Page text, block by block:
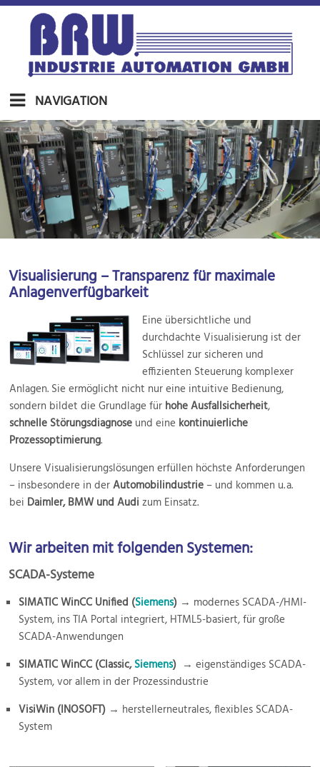
NAVIGATION
Visualisierung – Transparenz für maximale
Anlagenverfügbarkeit
Eine übersichtliche und
durchdachte Visualisierung ist der
Schlüssel zur sicheren und
effizienten Steuerung komplexer
Anlagen. Sie ermöglicht nicht nur eine intuitive Bedienung,
sondern bildet die Grundlage für hohe Ausfallsicherheit,
schnelle Störungsdiagnose und eine kontinuierliche
Prozessoptimierung.
Unsere Visualisierungslösungen erfüllen höchste Anforderungen
– insbesondere in derAutomobilindustrie – und kommen u. a.
bei Daimler, BMW und Audi zum Einsatz.
Wir arbeiten mit folgenden Systemen:
SCADA-Systeme
SIMATIC WinCC Unified (Siemens) → modernes SCADA-/HMI-
System, ins TIA Portal integriert, HTML5-basiert, für große
SCADA-Anwendungen
SIMATIC WinCC (Classic,Siemens) → eigenständiges SCADA-
System, vor allem in der Prozessindustrie
VisiWin (INOSOFT) → herstellerneutrales, flexibles SCADA-
System